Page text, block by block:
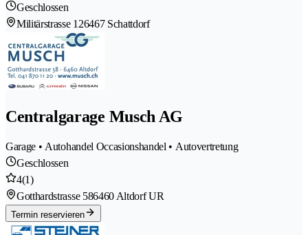
Geschlossen
Militärstrasse 126467 Schattdorf
Centralgarage Musch AG
Garage • Autohandel Occasionshandel • Autovertretung
Geschlossen
4(1)
Gotthardstrasse 586460 Altdorf UR
Termin reservieren